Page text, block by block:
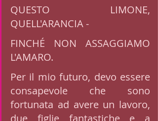
QUESTO LIMONE,
QUELL'ARANCIA -
FINCHÉ NON ASSAGGIAMO
L'AMARO.
Per il mio futuro, devo essere
consapevole che sono
fortunata ad avere un lavoro,
due figlie fantastiche e a